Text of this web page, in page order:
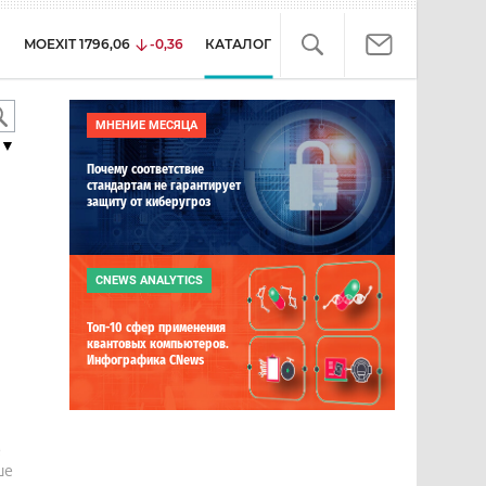
MOEXIT 1796,06 -0,36 КАТАЛОГ
▼
МНЕНИЕ МЕСЯЦА
Почему соответствие
стандартам не гарантирует
защиту от киберугроз
CNEWS ANALYTICS
Топ-10 сфер применения
квантовых компьютеров.
Инфографика CNews